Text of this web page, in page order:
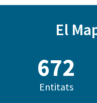
El
685
Entitats